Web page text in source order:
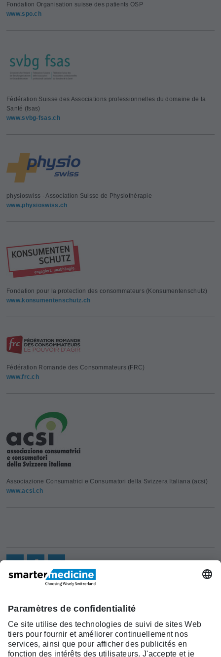
Fondation Organisation suisse des patients OSP
www.spo.ch
Fédération Suisse des Associations professionnelles du domaine de la
Santé (fsas)
www.svbg-fsas.ch
physioswiss - Association Suisse de Physiothérapie
www.physioswiss.ch
Fondation pour la protection des consommateurs (Konsumentenschutz)
www.konsumentenschutz.ch
Fédération Romande des Consommateurs (FRC)
www.frc.ch
Associazione Consumatrici e Consumatori della Svizzera Italiana (acsi)
www.acsi.ch
smarter
medicine?
Liste Top 5
Recherche
Contact
c/o Société Suisse de Médécine
Interne Générale
Monbijoustrasse 43, Case postale,
3001 Berne
Tél. +41 31 370 40 00, Fax +41 31